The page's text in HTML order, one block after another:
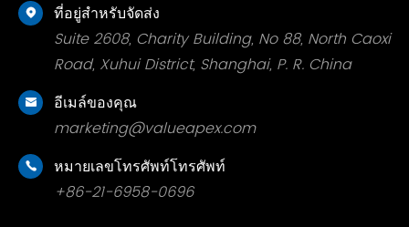

ที่อยู่สำหรับจัดส่ง
Suite 2608, Charity Building, No 88, North Caoxi
Road, Xuhui District, Shanghai, P. R. China

อีเมล์ของคุณ
marketing@valueapex.com

หมายเลขโทรศัพท์โทรศัพท์
+86-21-6958-0696